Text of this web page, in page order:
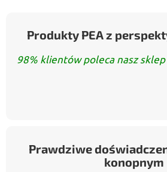
Produkty PEA z
98% klientów poleca nasz
Prawdziwe
konopnym